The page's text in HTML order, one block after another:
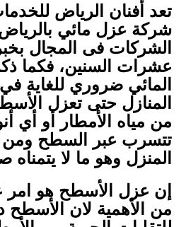
تعد أفنان الرياض
شركة عزل مائي
الشركات فى المجال
عشرات السنين، فكما
المائي ضروري للغاية
المنازل حتى تعزل
من مياه الأمطار أو أي
تتسرب عبر السطح ومن
المنزل وهو ما لا
إن عزل الأسطح هو امر
من الأهمية لان الأسطح